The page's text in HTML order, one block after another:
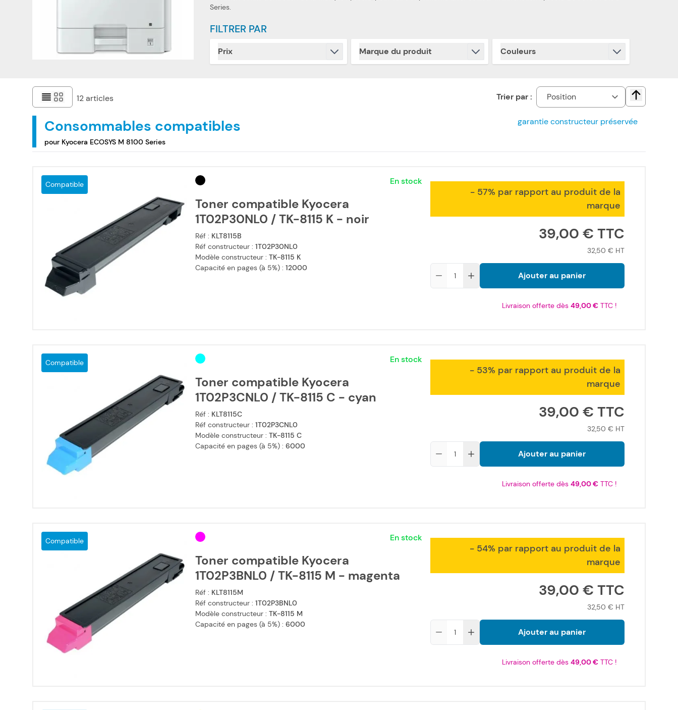
Series.
FILTRER PAR
Prix
filter
Marque du produit
filter
Couleurs
filter
12articles Trier par : Change
Consommables compatibles garantie constructeur préservée
pour Kyocera ECOSYS M 8100 Series
Compatible En stock
Toner compatible Kyocera
1T02P30NL0 / TK-8115 K - noir
Réf : KLT8115B
Réf constructeur : 1T02P30NL0
Modèle constructeur : TK-8115 K
Capacité en pages (à 5%) : 12000
- 57% par rapport au produit de la
marque
39,00 €
32,50 €
Ajouter au panier
Livraison offerte dès 49,00 €TTC !
Compatible En stock
Toner compatible Kyocera
1T02P3CNL0 / TK-8115 C - cyan
Réf : KLT8115C
Réf constructeur : 1T02P3CNL0
Modèle constructeur : TK-8115 C
Capacité en pages (à 5%) : 6000
- 53% par rapport au produit de la
marque
39,00 €
32,50 €
Ajouter au panier
Livraison offerte dès 49,00 €TTC !
Compatible En stock
Toner compatible Kyocera
1T02P3BNL0 / TK-8115 M - magenta
Réf : KLT8115M
Réf constructeur : 1T02P3BNL0
Modèle constructeur : TK-8115 M
Capacité en pages (à 5%) : 6000
- 54% par rapport au produit de la
marque
39,00 €
32,50 €
Ajouter au panier
Livraison offerte dès 49,00 €TTC !